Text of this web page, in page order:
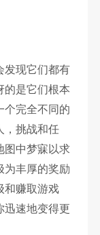
发现它们都有
的是它们根本
个完全不同的
，挑战和任
图中梦寐以求
为丰厚的奖励
和赚取游戏
迅速地变得更